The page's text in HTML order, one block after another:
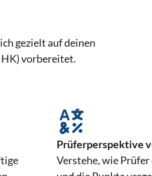
gezielt auf deinen
vorbereitet.
Prüferperspektive
Verstehe, wie